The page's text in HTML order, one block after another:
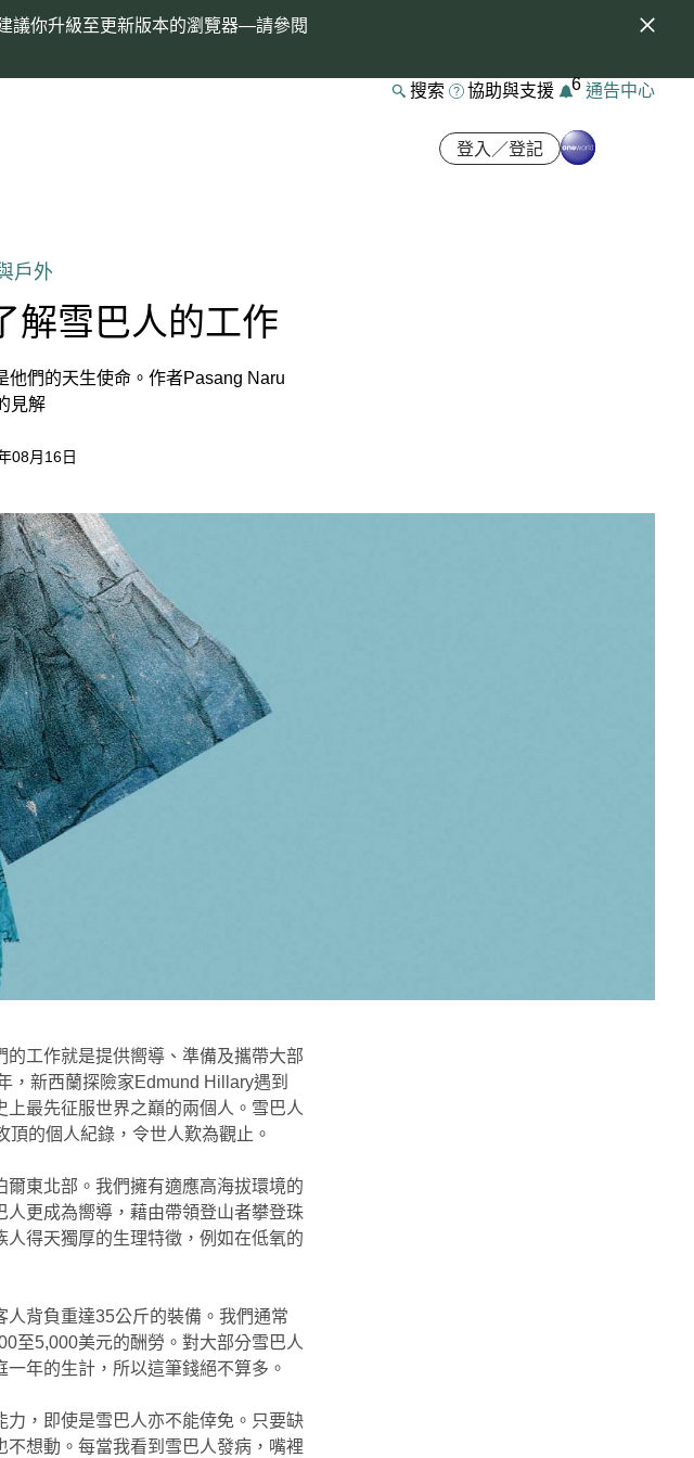
議你升級至更新版本的瀏覽器—請參閱
搜索 協助與支援 6 通告中心
登入／登記
戶外
解雪巴人的工作
他們的天生使命。作者Pasang Naru
見解
08月16日
工作就是提供嚮導、準備及攜帶大部
，新西蘭探險家Edmund Hillary遇到
最先征服世界之巔的兩個人。雪巴人
的個人紀錄，令世人歎為觀止。
東北部。我們擁有適應高海拔環境的
更成為嚮導，藉由帶領登山者攀登珠
得天獨厚的生理特徵，例如在低氧的
背負重達35公斤的裝備。我們通常
至5,000美元的酬勞。對大部分雪巴人
年的生計，所以這筆錢絕不算多。
，即使是雪巴人亦不能倖免。只要缺
想動。每當我看到雪巴人發病，嘴裡